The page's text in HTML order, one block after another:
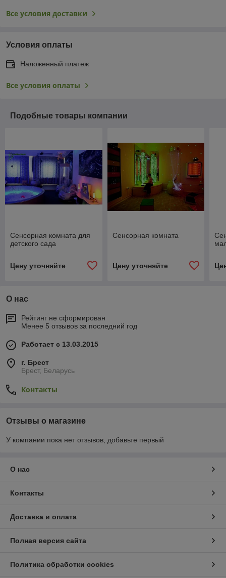
Все условия доставки
Условия оплаты
Наложенный платеж
Все условия оплаты
Подобные товары компании
Сенсорная комната для
детского сада
Цену уточняйте
Сенсорная комната
Цену уточняйте
О нас
Рейтинг не сформирован
Менее 5 отзывов за последний год
Работает с 13.03.2015
г. Брест
Брест, Беларусь
Контакты
Отзывы о магазине
У компании пока нет отзывов, добавьте первый
О нас
Контакты
Доставка и оплата
Полная версия сайта
Политика обработки cookies